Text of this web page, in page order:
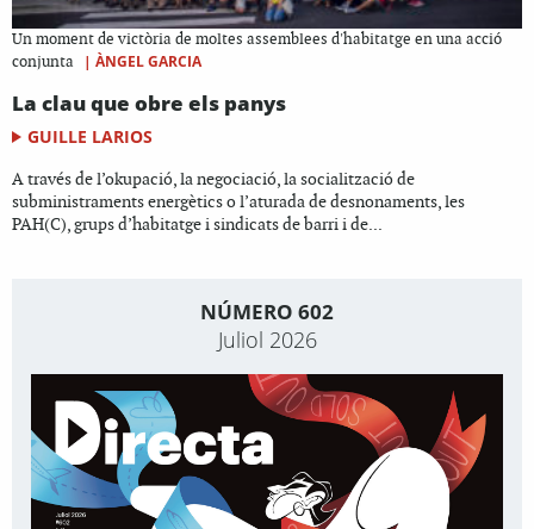
Un moment de victòria de moltes assemblees d'habitatge en una acció
conjunta
| ÀNGEL GARCIA
La clau que obre els panys
GUILLE LARIOS
A través de l’okupació, la negociació, la socialització de
subministraments energètics o l’aturada de desnonaments, les
PAH(C), grups d’habitatge i sindicats de barri i de...
NÚMERO 602
Juliol 2026